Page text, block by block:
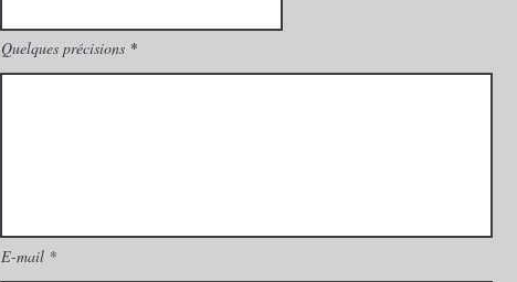
Quelques précisions
E-mail